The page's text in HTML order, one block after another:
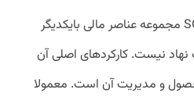
آذرمند گفت: در اکوسیستم SCF مجموعه عناصر مالی بایکدیگر
نیست. کارکردهای اصلی آن
و مدیریت آن است. معمولا